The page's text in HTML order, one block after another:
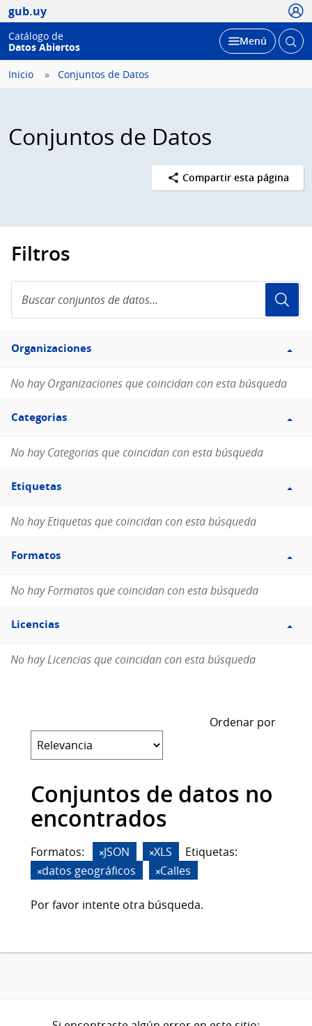
gub.uy
Catálogo de
Datos Abiertos
Desplegar
Menú Abrir
Inicio Conjuntos de Datos
Conjuntos de Datos
Compartir esta página
Filtros
conjuntos
de
Filtro
Organizaciones
Organizaciones
No hay Organizaciones que coincidan con esta búsqueda
Filtro
Categorias
Categorias
No hay Categorias que coincidan con esta búsqueda
Filtro
Etiquetas
Etiquetas
No hay Etiquetas que coincidan con esta búsqueda
Filtro
Formatos
Formatos
No hay Formatos que coincidan con esta búsqueda
Filtro
Licencias
Licencias
No hay Licencias que coincidan con esta búsqueda
Ordenar por
Conjuntos de datos no
encontrados
Formatos: JSON XLS
Etiquetas:
datos geográficos
Calles
Por favor intente otra búsqueda.